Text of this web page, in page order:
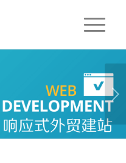
下一页
1 2